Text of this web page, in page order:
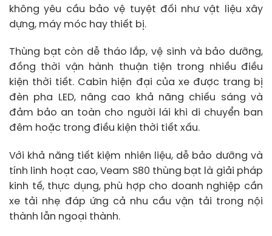
không yêu cầu bảo vệ tuyệt đối như vật liệu xây
dựng, máy móc hay thiết bị.
Thùng bạt còn dễ tháo lắp, vệ sinh và bảo dưỡng,
đồng thời vận hành thuận tiện trong nhiều điều
kiện thời tiết. Cabin hiện đại của xe được trang bị
đèn pha LED, nâng cao khả năng chiếu sáng và
đảm bảo an toàn cho người lái khi di chuyển ban
đêm hoặc trong điều kiện thời tiết xấu.
Với khả năng tiết kiệm nhiên liệu, dễ bảo dưỡng và
tính linh hoạt cao, Veam S80 thùng bạt là giải pháp
kinh tế, thực dụng, phù hợp cho doanh nghiệp cần
xe tải nhẹ đáp ứng cả nhu cầu vận tải trong nội
thành lẫn ngoại thành.